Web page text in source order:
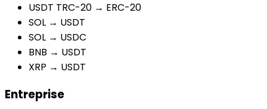
USDT TRC-20 → ERC-20
SOL → USDT
SOL → USDC
BNB → USDT
XRP → USDT
Entreprise